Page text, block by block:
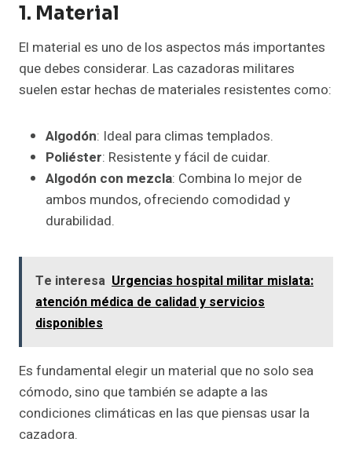
1. Material
El material es uno de los aspectos más importantes
que debes considerar. Las cazadoras militares
suelen estar hechas de materiales resistentes como:
Algodón: Ideal para climas templados.
Poliéster: Resistente y fácil de cuidar.
Algodón con mezcla: Combina lo mejor de
ambos mundos, ofreciendo comodidad y
durabilidad.
Te interesa Urgencias hospital militar mislata:
atención médica de calidad y servicios
disponibles
Es fundamental elegir un material que no solo sea
cómodo, sino que también se adapte a las
condiciones climáticas en las que piensas usar la
cazadora.